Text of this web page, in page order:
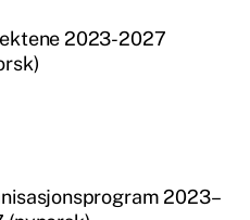
2023-2027
2023–